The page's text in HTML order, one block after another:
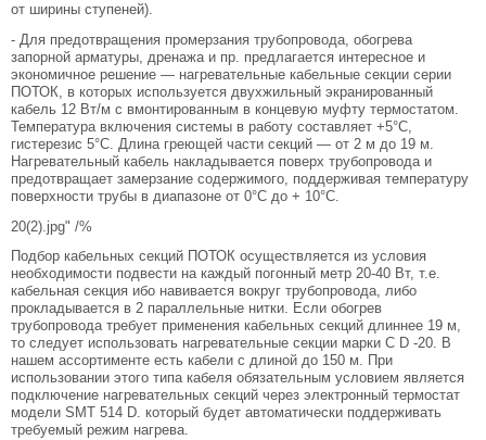
от ширины ступеней).
- Для предотвращения промерзания трубопровода, обогрева
запорной арматуры, дренажа и пр. предлагается интересное и
экономичное решение — нагревательные кабельные секции серии
ПОТОК, в которых используется двухжильный экранированный
кабель 12 Вт/м с вмонтированным в концевую муфту термостатом.
Температура включения системы в работу составляет +5°C,
гистерезис 5°C. Длина греющей части секций — от 2 м до 19 м.
Нагревательный кабель накладывается поверх трубопровода и
предотвращает замерзание содержимого, поддерживая температуру
поверхности трубы в диапазоне от 0°C до + 10°C.
20(2).jpg" /%
Подбор кабельных секций ПОТОК осуществляется из условия
необходимости подвести на каждый погонный метр 20-40 Вт, т.е.
кабельная секция ибо навивается вокруг трубопровода, либо
прокладывается в 2 параллельные нитки. Если обогрев
трубопровода требует применения кабельных секций длиннее 19 м,
то следует использовать нагревательные секции марки С D -20. В
нашем ассортименте есть кабели с длиной до 150 м. При
использовании этого типа кабеля обязательным условием является
подключение нагревательных секций через электронный термостат
модели SMT 514 D. который будет автоматически поддерживать
требуемый режим нагрева.